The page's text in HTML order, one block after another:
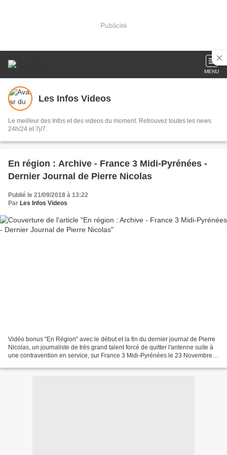
Publicité
MENU
Les Infos Videos
Le meilleur des Infos et des videos du moment. Retrouvez toutes les news
24h/24 et 7j/7.
En région : Archive - France 3 Midi-Pyrénées -
Dernier Journal de Pierre Nicolas
Publié le 21/09/2018 à 13:22
Par Les Infos Videos
Vidéo bonus "En Région" avec le début et la fin du dernier journal de Pierre
Nicolas, un journaliste de très grand talent forcé de quitter l'antenne suite à
une contravention en service, sur France 3 Midi-Pyrénées le 23 Novembre